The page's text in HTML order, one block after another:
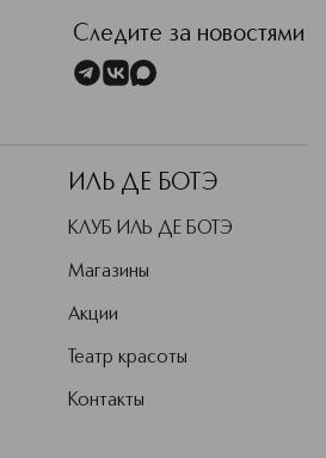
Следите за новостями
ИЛЬ ДЕ БОТЭ
КЛУБ ИЛЬ ДЕ БОТЭ
Магазины
Акции
Театр красоты
Контакты